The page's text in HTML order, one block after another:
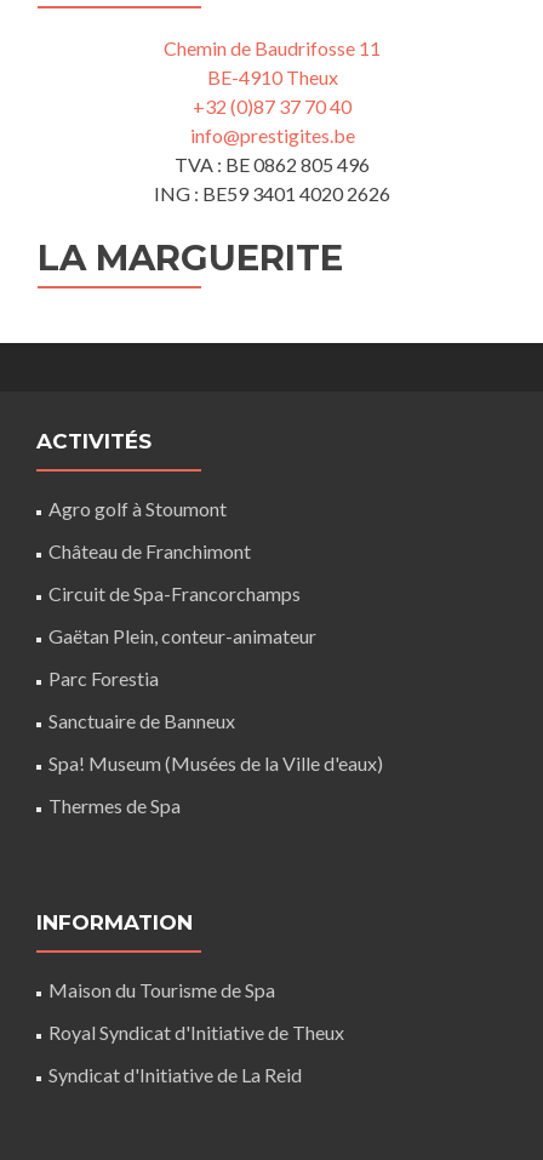
Chemin de Baudrifosse 11
BE-4910 Theux
+32 (0)87 37 70 40
info@prestigites.be
TVA : BE 0862 805 496
ING : BE59 3401 4020 2626
LA MARGUERITE
ACTIVITÉS
Agro golf à Stoumont
Château de Franchimont
Circuit de Spa-Francorchamps
Gaëtan Plein, conteur-animateur
Parc Forestia
Sanctuaire de Banneux
Spa! Museum (Musées de la Ville d'eaux)
Thermes de Spa
INFORMATION
Maison du Tourisme de Spa
Royal Syndicat d'Initiative de Theux
Syndicat d'Initiative de La Reid